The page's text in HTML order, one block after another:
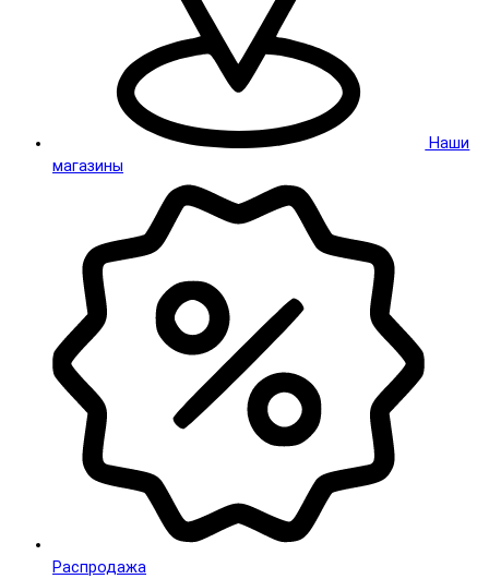
Наши
магазины
Распродажа